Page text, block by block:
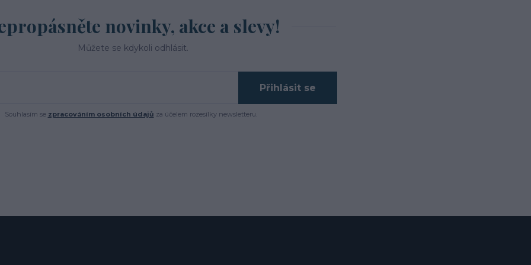
novinky, akce a slevy!
Můžete se kdykoli odhlásit.
Přihlásit se
Souhlasím se zpracováním osobních údajů za účelem rozesílky newsletteru.